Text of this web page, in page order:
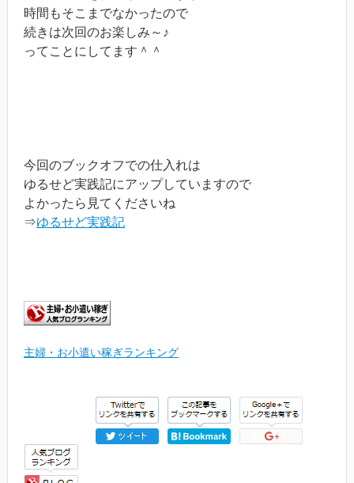
時間もそこまでなかったので
続きは次回のお楽しみ～♪
ってことにしてます＾＾
今回のブックオフでの仕入れは
ゆるせど実践記にアップしていますので
よかったら見てくださいね
⇒ゆるせど実践記
主婦・お小遣い稼ぎランキング